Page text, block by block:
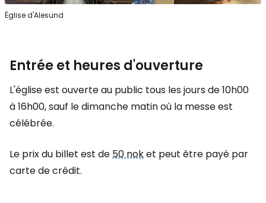
Église d'Alesund
Entrée et heures d'ouverture
L'église est ouverte au public tous les jours de 10h00
à 16h00, sauf le dimanche matin où la messe est
célébrée.
Le prix du billet est de 50 noket peut être payé par
carte de crédit.